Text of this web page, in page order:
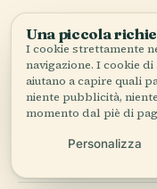
Journey to
Clio and the
Tourism, 2020
Una piccola
I cookie strettamente
navigazione. I cookie
aiutano a capire quali
niente pubblicità,
momento dal piè di
Personalizza